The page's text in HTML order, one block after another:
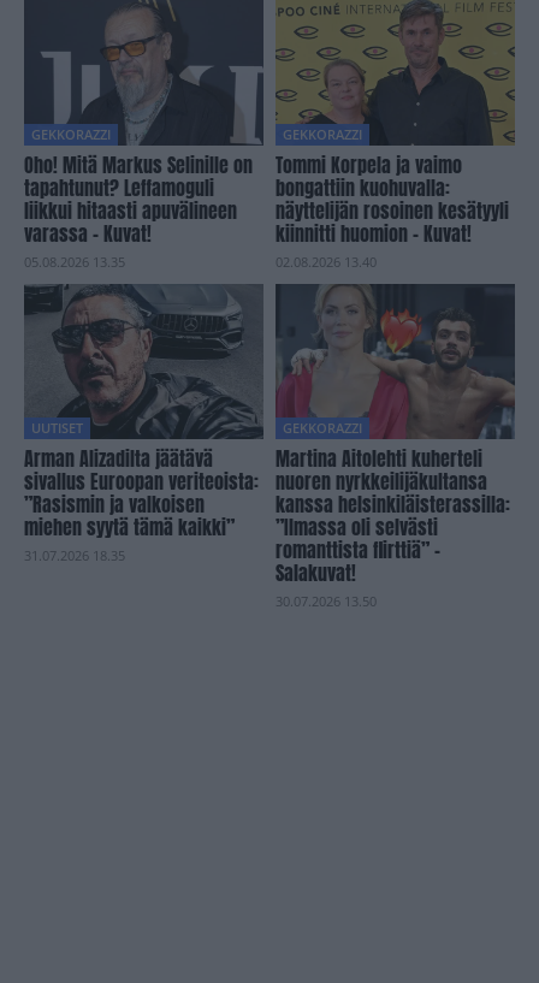
GEKKORAZZI
Oho! Mitä Markus Selinille on
tapahtunut? Leffamoguli
liikkui hitaasti apuvälineen
varassa – Kuvat!
05.08.2026 13.35
GEKKORAZZI
Tommi Korpela ja vaimo
bongattiin kuohuvalla:
näyttelijän rosoinen kesätyyli
kiinnitti huomion – Kuvat!
02.08.2026 13.40
UUTISET
Arman Alizadilta jäätävä
sivallus Euroopan veriteoista:
”Rasismin ja valkoisen
miehen syytä tämä kaikki”
31.07.2026 18.35
GEKKORAZZI
Martina Aitolehti kuherteli
nuoren nyrkkeilijäkultansa
kanssa helsinkiläisterassilla:
”Ilmassa oli selvästi
romanttista flirttiä” –
Salakuvat!
30.07.2026 13.50